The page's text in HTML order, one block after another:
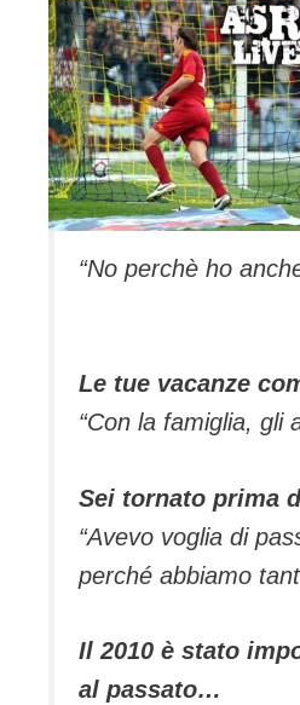
“No perchè ho
Le tue vacanze
“Con la famiglia, gli
Sei tornato prima
“Avevo voglia di
perché abbiamo
Il 2010 è stato
al passato…